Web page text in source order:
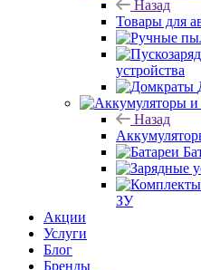
Назад
Товары для
устройства
Назад
ЗУ
Акции
Услуги
Блог
Бренды